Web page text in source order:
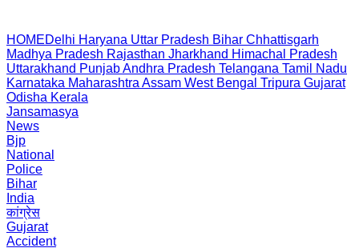
HOMEDelhi Haryana Uttar Pradesh Bihar Chhattisgarh
Madhya Pradesh Rajasthan Jharkhand Himachal Pradesh
Uttarakhand PunjabAndhra Pradesh Telangana Tamil Nadu
Karnataka Maharashtra Assam West Bengal Tripura Gujarat
Odisha Kerala
Jansamasya
News
Bjp
National
Police
Bihar
India
कांग्रेस
Gujarat
Accident